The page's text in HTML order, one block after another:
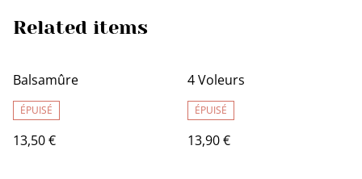
Related items
Balsamûre
ÉPUISÉ
13,50 €
4 Voleurs
ÉPUISÉ
13,90 €